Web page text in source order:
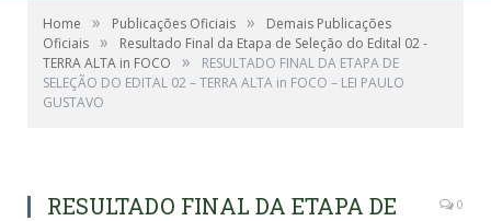
Home » Publicações Oficiais »
Demais Publicações
Oficiais »
Resultado Final da Etapa de Seleção do Edital 02 -
TERRA ALTA in FOCO
»
RESULTADO FINAL DA ETAPA DE
SELEÇÃO DO EDITAL 02 – TERRA ALTA in FOCO – LEI PAULO
GUSTAVO
RESULTADO FINAL DA ETAPA DE
0